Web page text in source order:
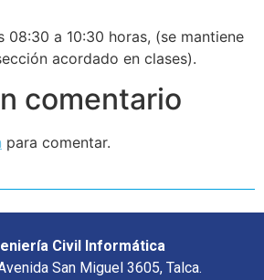
08:30 a 10:30 horas, (se mantiene
acordado en clases).
comentario
para comentar.
Civil Informática
San Miguel 3605, Talca.